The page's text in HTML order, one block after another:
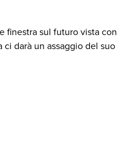
finestra sul futuro vista
darà un assaggio del